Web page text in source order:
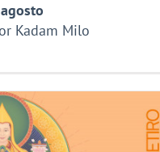
Kadam Milo